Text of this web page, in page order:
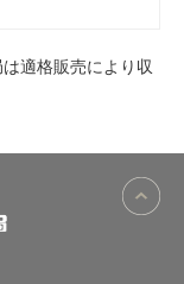
適格販売により収